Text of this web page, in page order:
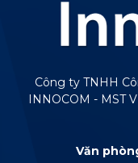
Công ty TNHH
INNOCOM - MST
Văn